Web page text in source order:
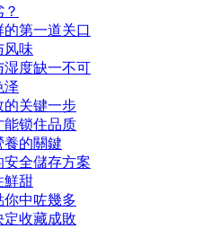
第一道关口
风味
湿度缺一不可
泽
的关键一步
能锁住品质
養的關鍵
安全儲存方案
鮮甜
中咗幾多
定收藏成敗